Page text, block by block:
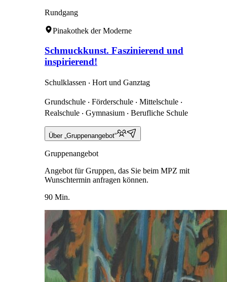
Rundgang
Pinakothek der Moderne
Schmuckkunst. Faszinierend und
inspirierend!
Schulklassen ‧ Hort und Ganztag
Grundschule ‧ Förderschule ‧ Mittelschule ‧
Realschule ‧ Gymnasium ‧ Berufliche Schule
Über „Gruppenangebot“
Gruppenangebot
Angebot für Gruppen, das Sie beim MPZ mit
Wunschtermin anfragen können.
90 Min.